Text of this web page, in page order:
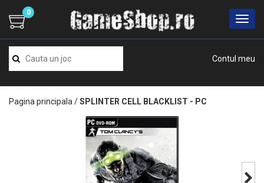
Contul meu
0
Pagina principala /SPLINTER CELL BLACKLIST - PC